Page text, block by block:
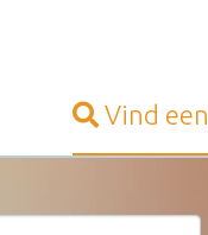
Vind een